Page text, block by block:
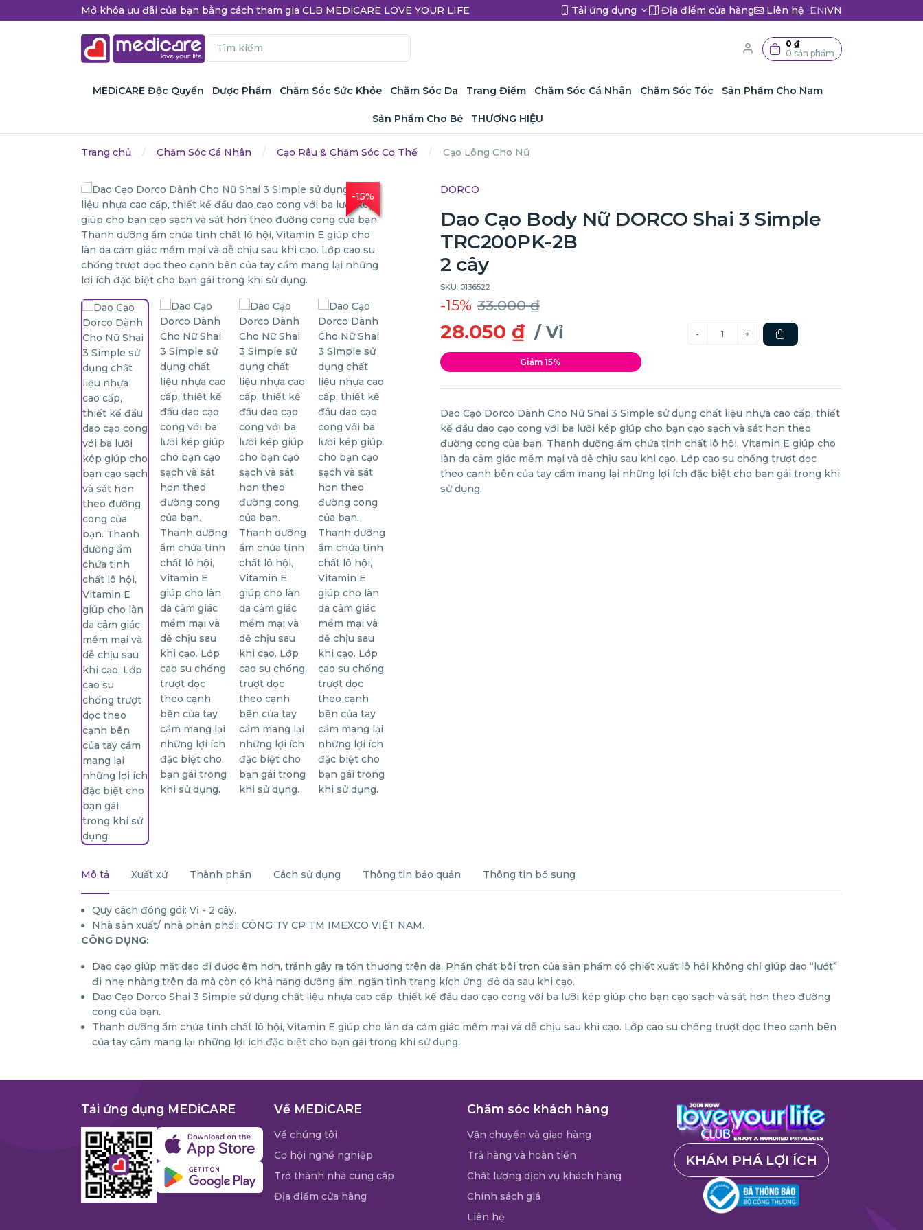
Mở khóa ưu đãi của bạn bằng cách tham gia CLB MEDiCARE LOVE YOUR LIFE Tải ứng dụng Địa điểm cửa hàng Liên hệ EN|VN
0 ₫
0 sản phẩm
MEDiCARE Độc Quyền Dược Phẩm Chăm Sóc Sức Khỏe Chăm Sóc Da Trang Điểm Chăm Sóc Cá Nhân Chăm Sóc Tóc Sản Phẩm Cho Nam
Sản Phẩm Cho Bé THƯƠNG HIỆU
Trang chủ Chăm Sóc Cá Nhân Cạo Râu & Chăm Sóc Cơ Thế Cạo Lông Cho Nữ
-15%
DORCO
Dao Cạo Body Nữ DORCO Shai 3 Simple
TRC200PK-2B
2 cây
SKU: 0136522
-15% 33.000 ₫
28.050 ₫ / Vỉ
Giảm 15%
Dao Cạo Dorco Dành Cho Nữ Shai 3 Simple sử dụng chất liệu nhựa cao cấp, thiết
kế đầu dao cạo cong với ba lưỡi kép giúp cho bạn cạo sạch và sát hơn theo
đường cong của bạn. Thanh dưỡng ẩm chứa tinh chất lô hội, Vitamin E giúp cho
làn da cảm giác mềm mại và dễ chịu sau khi cạo. Lớp cao su chống trượt dọc
theo cạnh bên của tay cầm mang lại những lợi ích đặc biệt cho bạn gái trong khi
sử dụng.
Mô tả Xuất xứ Thành phần Cách sử dụng Thông tin bảo quản Thông tin bổ sung
Quy cách đóng gói: Vỉ - 2 cây.
Nhà sản xuất/ nhà phân phối: CÔNG TY CP TM IMEXCO VIỆT NAM.
CÔNG DỤNG:
Dao cạo giúp mặt dao đi được êm hơn, tránh gây ra tổn thương trên da. Phần chất bôi trơn của sản phẩm có chiết xuất lô hội không chỉ giúp dao “lướt”
đi nhẹ nhàng trên da mà còn có khả năng dưỡng ẩm, ngăn tình trạng kích ứng, đỏ da sau khi cạo.
Dao Cạo Dorco Shai 3 Simple sử dụng chất liệu nhựa cao cấp, thiết kế đầu dao cạo cong với ba lưỡi kép giúp cho bạn cạo sạch và sát hơn theo đường
cong của bạn.
Thanh dưỡng ẩm chứa tinh chất lô hội, Vitamin E giúp cho làn da cảm giác mềm mại và dễ chịu sau khi cạo. Lớp cao su chống trượt dọc theo cạnh bên
của tay cầm mang lại những lợi ích đặc biệt cho bạn gái trong khi sử dụng.
Tải ứng dụng MEDiCARE Về MEDiCARE
Về chúng tôi
Cơ hội nghề nghiệp
Trở thành nhà cung cấp
Địa điểm cửa hàng
Chăm sóc khách hàng
Vận chuyển và giao hàng
Trả hàng và hoàn tiền
Chất lượng dịch vụ khách hàng
Chính sách giá
Liên hệ
KHÁM PHÁ LỢI ÍCH